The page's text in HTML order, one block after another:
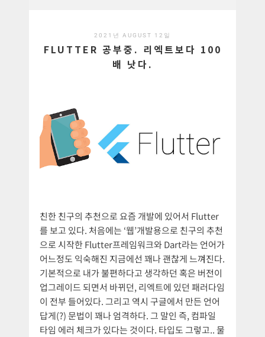
2021년 AUGUST 12일
FLUTTER 공부중. 리엑트보다 100
배 낫다.
친한 친구의 추천으로 요즘 개발에 있어서 Flutter
를 보고 있다. 처음에는 ‘웹’개발용으로 친구의 추천
으로 시작한 Flutter프레임워크와 Dart라는 언어가
어느정도 익숙해진 지금에선 꽤나 괜찮게 느껴진다.
기본적으로 내가 불편하다고 생각하던 혹은 버전이
업그레이드 되면서 바뀌던, 리엑트에 있던 패러다임
이 전부 들어있다. 그리고 역시 구글에서 만든 언어
답게(?) 문법이 꽤나 엄격하다. 그 말인 즉, 컴파일
타임 에러 체크가 있다는 것이다. 타입도 그렇고.. 물